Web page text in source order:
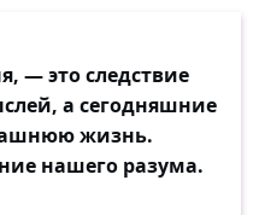
— это следствие
а сегодняшние
жизнь.
нашего разума.